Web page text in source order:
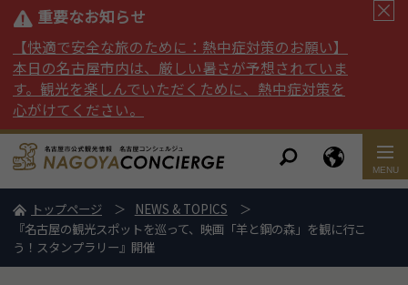
重要なお知らせ
【快適で安全な旅のために：熱中症対策のお願い】
本日の名古屋市内は、厳しい暑さが予想されていま
す。観光を楽しんでいただくために、熱中症対策を
心がけてください。
トップページ
NEWS & TOPICS
『名古屋の観光スポットを巡って、映画「羊と鋼の森」を観に行こ
う！スタンプラリー』開催